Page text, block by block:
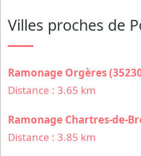
Villes proches de
Ramonage Orgères
Distance : 3.65 km
Ramonage Chartres-de-
Distance : 3.85 km